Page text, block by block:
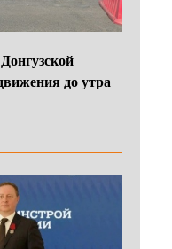
до утра